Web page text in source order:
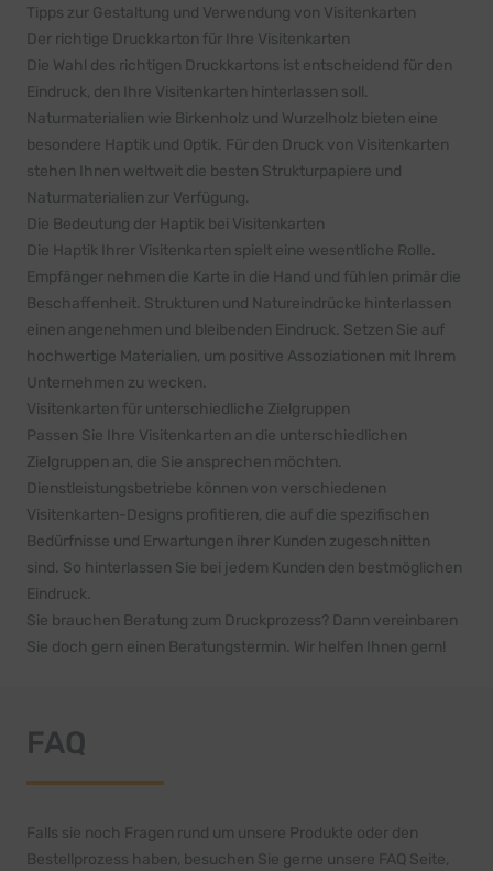
Tipps zur Gestaltung und Verwendung von Visitenkarten
Der richtige Druckkarton für Ihre Visitenkarten
Die Wahl des richtigen Druckkartons ist entscheidend für den
Eindruck, den Ihre Visitenkarten hinterlassen soll.
Naturmaterialien wie Birkenholz und Wurzelholz bieten eine
besondere Haptik und Optik. Für den Druck von Visitenkarten
stehen Ihnen weltweit die besten Strukturpapiere und
Naturmaterialien zur Verfügung.
Die Bedeutung der Haptik bei Visitenkarten
Die Haptik Ihrer Visitenkarten spielt eine wesentliche Rolle.
Empfänger nehmen die Karte in die Hand und fühlen primär die
Beschaffenheit. Strukturen und Natureindrücke hinterlassen
einen angenehmen und bleibenden Eindruck. Setzen Sie auf
hochwertige Materialien, um positive Assoziationen mit Ihrem
Unternehmen zu wecken.
Visitenkarten für unterschiedliche Zielgruppen
Passen Sie Ihre Visitenkarten an die unterschiedlichen
Zielgruppen an, die Sie ansprechen möchten.
Dienstleistungsbetriebe können von verschiedenen
Visitenkarten-Designs profitieren, die auf die spezifischen
Bedürfnisse und Erwartungen ihrer Kunden zugeschnitten
sind. So hinterlassen Sie bei jedem Kunden den bestmöglichen
Eindruck.
Sie brauchen Beratung zum Druckprozess? Dann vereinbaren
Sie doch gern einen Beratungstermin. Wir helfen Ihnen gern!
FAQ
Falls sie noch Fragen rund um unsere Produkte oder den
Bestellprozess haben, besuchen Sie gerne unsere FAQ Seite,